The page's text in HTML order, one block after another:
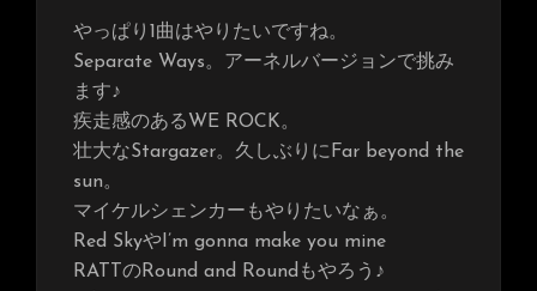
やっぱり1曲はやりたいですね。
Separate Ways。アーネルバージョンで挑み
ます♪
疾走感のあるWE ROCK。
壮大なStargazer。久しぶりにFar beyond the
sun。
マイケルシェンカーもやりたいなぁ。
Red SkyやI’m gonna make you mine
RATTのRound and Roundもやろう♪